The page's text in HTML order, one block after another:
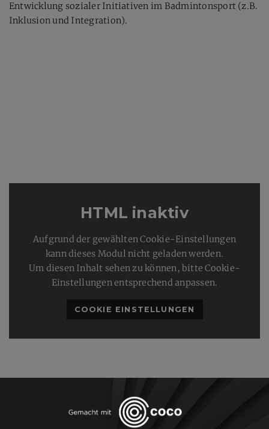
Entwicklung sozialer Initiativen im Badmintonsport (z.B.
Inklusion und Integration).
HTML inaktiv
Aufgrund der gewählten Cookie-Einstellungen
kann dieses Modul nicht geladen werden.
Um diesen Inhalt sehen zu können, bitte Cookie-
Einstellungen entsprechend anpassen.
COOKIE EINSTELLUNGEN